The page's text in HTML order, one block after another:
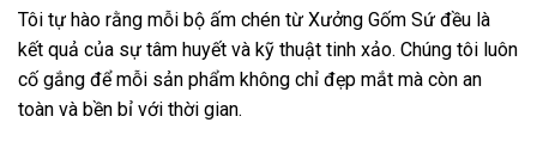
Tôi tự hào rằng mỗi bộ ấm chén từ Xưởng Gốm Sứ đều là
kết quả của sự tâm huyết và kỹ thuật tinh xảo. Chúng tôi luôn
cố gắng để mỗi sản phẩm không chỉ đẹp mắt mà còn an
toàn và bền bỉ với thời gian.